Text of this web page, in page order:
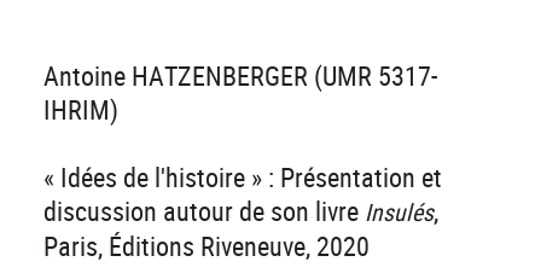
Antoine HATZENBERGER (UMR 5317-
IHRIM)
« Idées de l'histoire » : Présentation et
discussion autour de son livre Insulés,
Paris, Éditions Riveneuve, 2020